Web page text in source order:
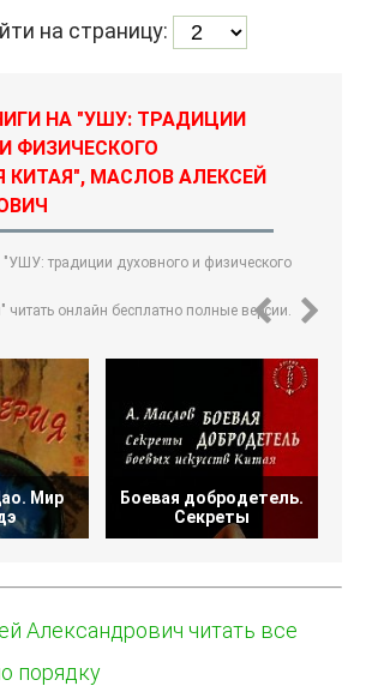
на страницу:
НА "УШУ: ТРАДИЦИИ
ФИЗИЧЕСКОГО
КИТАЯ", МАСЛОВ АЛЕКСЕЙ
традиции духовного и физического
читать онлайн бесплатно полные версии.
Мир
Боевая добродетель.
Секреты
Александрович читать все
порядку